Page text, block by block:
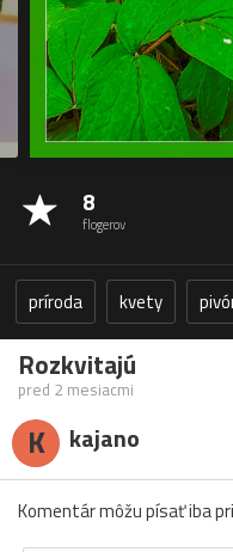
8
flogerov
príroda kvety
Rozkvitajú
pred 2 mesiacmi
K kajano
Komentár môžu písať iba